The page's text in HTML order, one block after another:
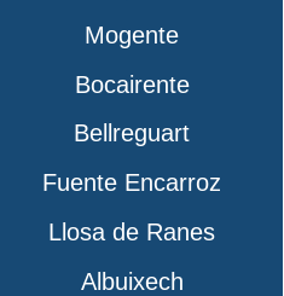
Mogente
Bocairente
Bellreguart
Fuente Encarroz
Llosa de Ranes
Albuixech